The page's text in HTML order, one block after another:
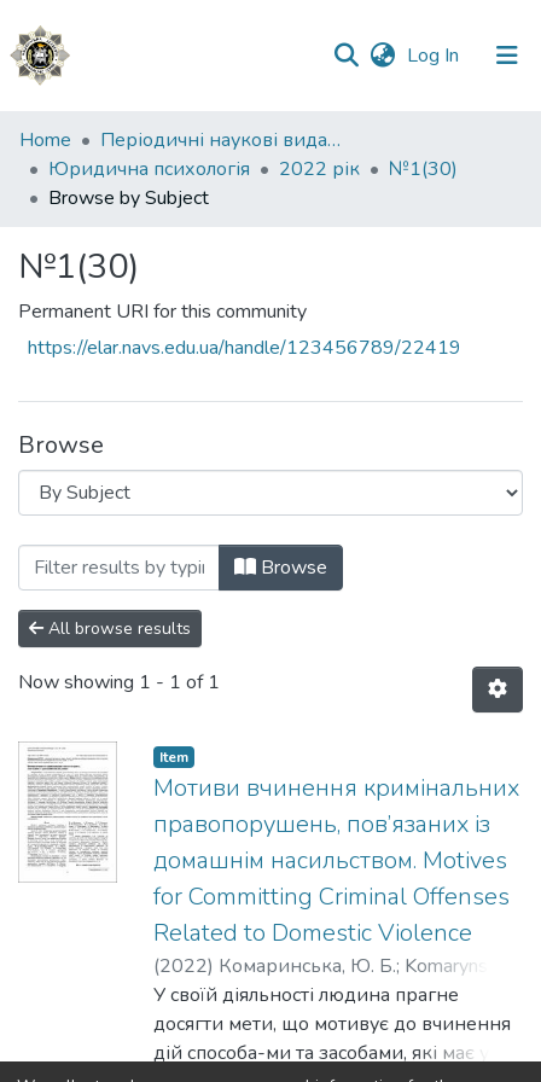
Log In (current)
Communities
&
Collections
Home
Періодичні наукові видання НАВС
Юридична психологія
2022 рік
№1(30)
Browse by Subject
№1(30)
Permanent URI for this community
https://elar.navs.edu.ua/handle/123456789/22419
Browse
Browsing №1(30) by Subject "criminal
Browse
All browse results
Now showing 1 - 1 of 1
Item
Мотиви вчинення кримінальних
правопорушень, пов’язаних із
домашнім насильством. Motives
for Committing Criminal Offenses
Related to Domestic Violence
(2022) Комаринська, Ю. Б.; Komarynska,
Yu.
У своїй діяльності людина прагне
досягти мети, що мотивує до вчинення
дій способа-ми та засобами, які має у